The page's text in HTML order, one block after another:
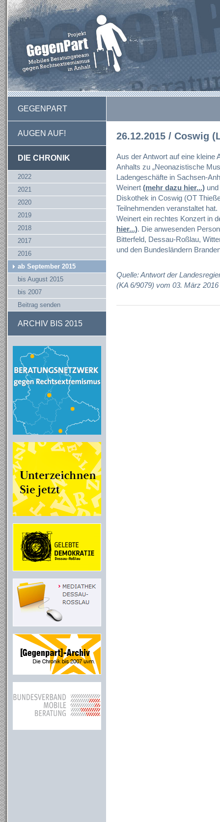
GEGENPART
AUGEN AUF!
DIE CHRONIK
2022
2021
2020
2019
2018
2017
2016
ab September 2015
bis August 2015
bis 2007
Beitrag senden
ARCHIV BIS 2015
26.12.2015 / Coswig
Aus der Antwort auf eine kleine
Anhalts zu „Neonazistische
Ladengeschäfte in Sachsen-
Weinert (mehr dazu hier...)
Diskothek in Coswig (OT
Teilnehmenden veranstaltet
Weinert ein rechtes Konzert in
hier...). Die anwesenden
Bitterfeld, Dessau-Roßlau,
und den Bundesländern
Quelle: Antwort der
(KA 6/9079) vom 03. März 2016